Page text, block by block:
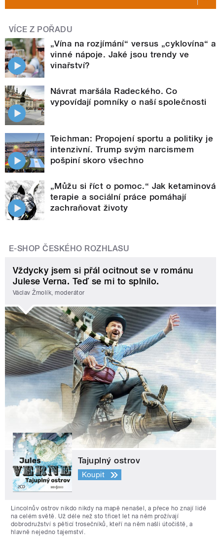
VÍCE Z POŘADU
„Vína na rozjímání“ versus „cyklovína“ a
vinné nápoje. Jaké jsou trendy ve
vinařství?
Návrat maršála Radeckého. Co
vypovídají pomníky o naší společnosti
Teichman: Propojení sportu a politiky je
intenzivní. Trump svým narcismem
pošpiní skoro všechno
„Můžu si říct o pomoc.“ Jak ketaminová
terapie a sociální práce pomáhají
zachraňovat životy
E-SHOP ČESKÉHO ROZHLASU
Vždycky jsem si přál ocitnout se v románu
Julese Verna. Teď se mi to splnilo.
Václav Žmolík, moderátor
Tajuplný ostrov
Koupit
Lincolnův ostrov nikdo nikdy na mapě nenašel, a přece ho znají lidé
na celém světě. Už déle než sto třicet let na něm prožívají
dobrodružství s pěticí trosečníků, kteří na něm našli útočiště, a
hlavně nejedno tajemství.